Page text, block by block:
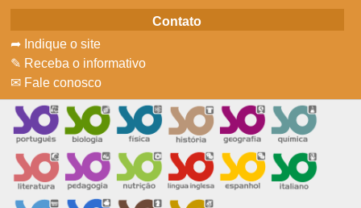
Contato
➦ Indique o site
✎ Receba o informativo
✉ Fale conosco